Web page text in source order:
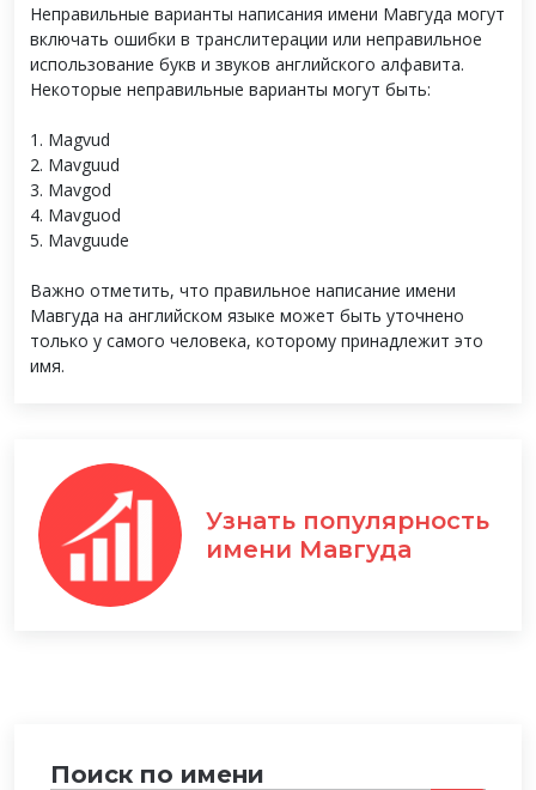
Неправильные варианты написания имени Мавгуда могут
включать ошибки в транслитерации или неправильное
использование букв и звуков английского алфавита.
Некоторые неправильные варианты могут быть:
1. Magvud
2. Mavguud
3. Mavgod
4. Mavguod
5. Mavguude
Важно отметить, что правильное написание имени
Мавгуда на английском языке может быть уточнено
только у самого человека, которому принадлежит это
имя.
Узнать популярность
имени Мавгуда
Поиск по имени